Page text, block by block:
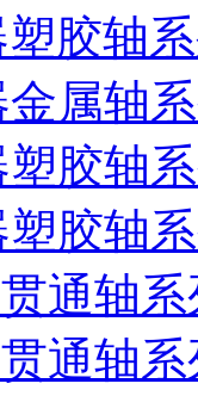
胶轴
属轴
胶轴
胶轴
通轴
通轴